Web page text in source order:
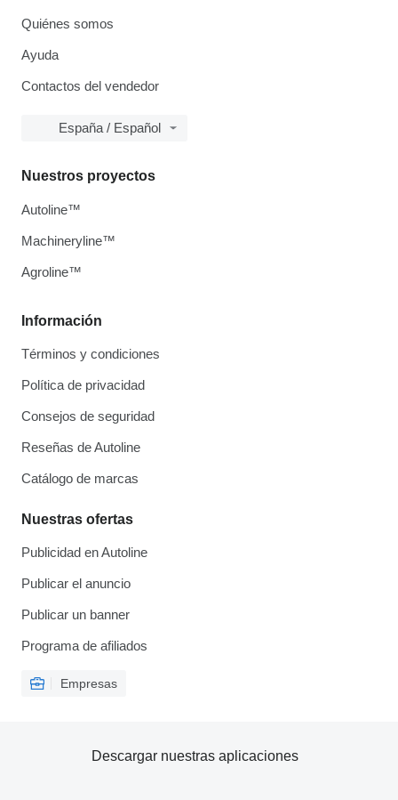
Quiénes somos
Ayuda
Contactos del vendedor
España / Español
Información
Términos y condiciones
Política de privacidad
Consejos de seguridad
Reseñas de Autoline
Catálogo de marcas
Nuestras ofertas
Publicidad en Autoline
Publicar el anuncio
Publicar un banner
Programa de afiliados
Empresas
Nuestros proyectos
Autoline™
Machineryline™
Agroline™
Descargar nuestras aplicaciones